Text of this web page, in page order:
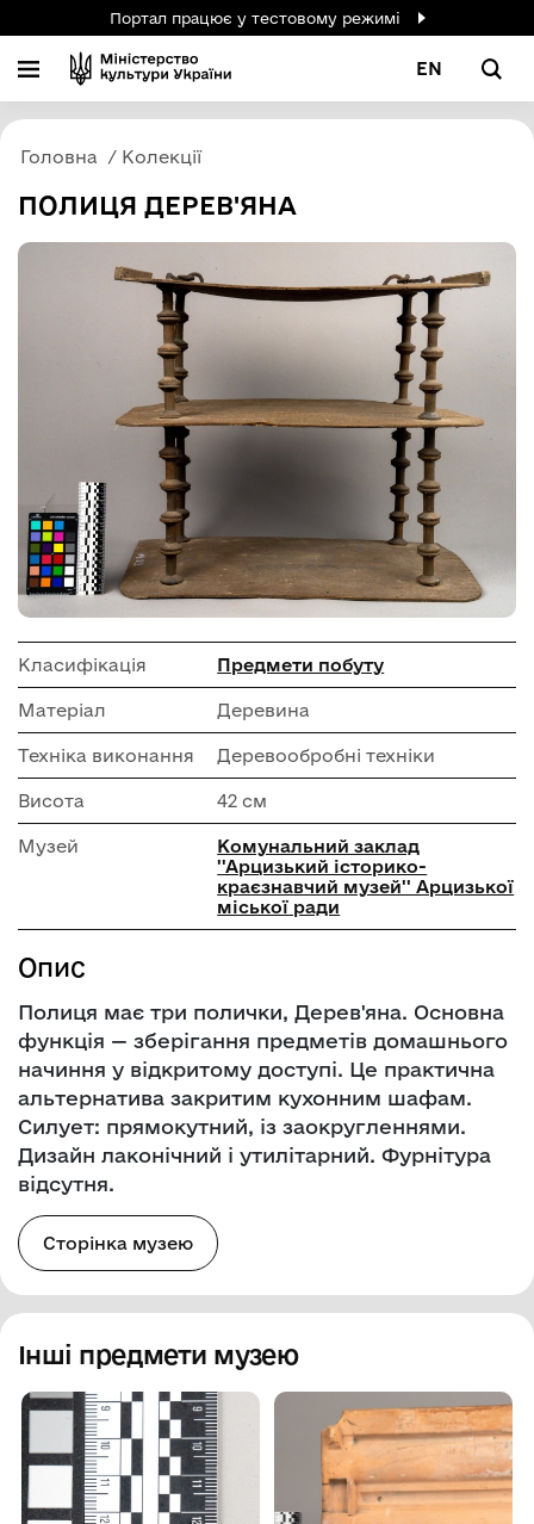
Портал працює у тестовому режимі
EN
Головна Колекції
ПОЛИЦЯ ДЕРЕВ'ЯНА
Класифікація Предмети побуту
Матеріал Деревина
Техніка виконання Деревообробні техніки
Висота 42 см
Музей
Комунальний заклад
''Арцизький історико-
краєзнавчий музей'' Арцизької
міської ради
Опис
Полиця має три полички, Дерев'яна. Основна
функція — зберігання предметів домашнього
начиння у відкритому доступі. Це практична
альтернатива закритим кухонним шафам.
Силует: прямокутний, із заокругленнями.
Дизайн лаконічний і утилітарний. Фурнітура
відсутня.
Сторінка музею
Інші предмети музею